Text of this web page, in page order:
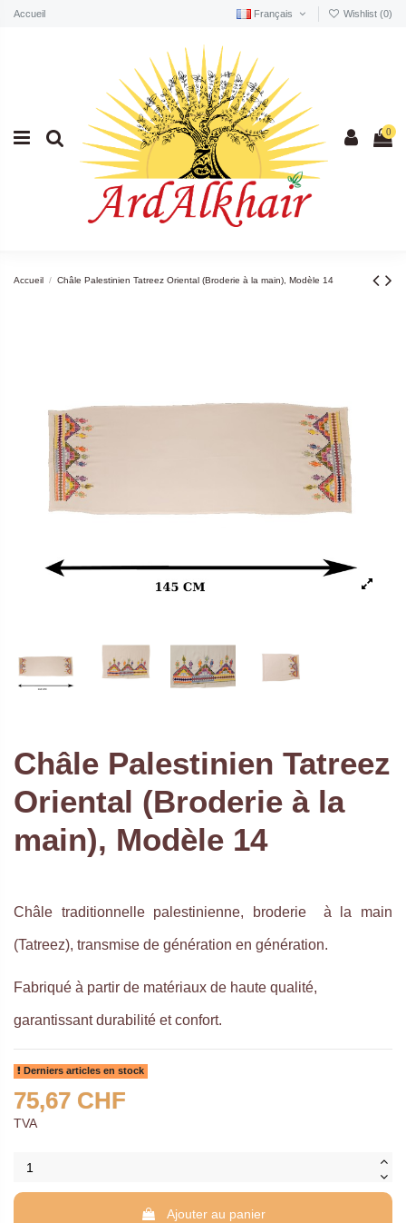
Accueil Français Wishlist (0)
0
Accueil Châle Palestinien Tatreez Oriental (Broderie à la main), Modèle 14
Châle Palestinien Tatreez
Oriental (Broderie à la
main), Modèle 14
Châle traditionnelle palestinienne, broderie à la main
(Tatreez), transmise de génération en génération.
Fabriqué à partir de matériaux de haute qualité,
garantissant durabilité et confort.
Derniers articles en stock
75,67 CHF
TVA
Ajouter au panier